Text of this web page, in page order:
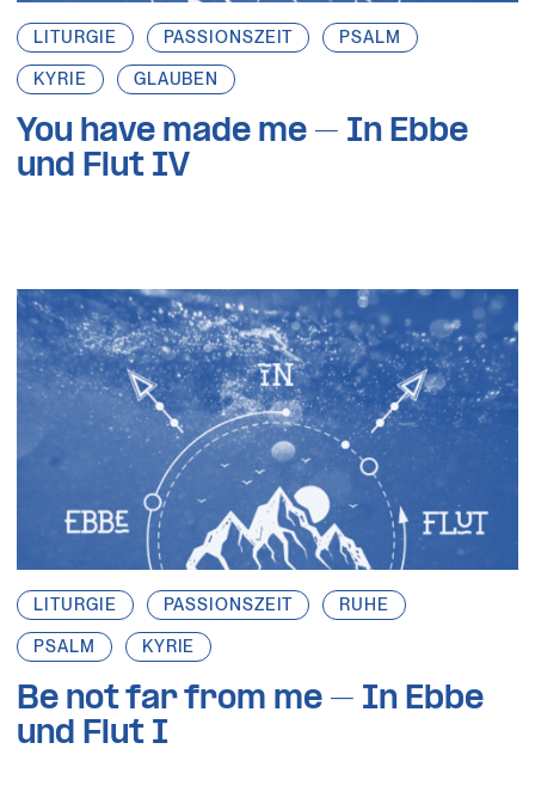
LITURGIE PASSIONSZEIT PSALM
KYRIE GLAUBEN
You have made me – In Ebbe
und Flut IV
LITURGIE PASSIONSZEIT RUHE
PSALM KYRIE
Be not far from me – In Ebbe
und Flut I